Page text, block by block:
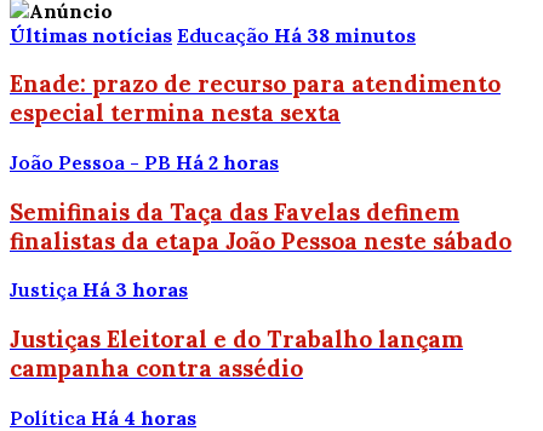
Últimas notícias Educação Há 38 minutos
Enade: prazo de recurso para atendimento
especial termina nesta sexta
João Pessoa - PB Há 2 horas
Semifinais da Taça das Favelas definem
finalistas da etapa João Pessoa neste sábado
Justiça Há 3 horas
Justiças Eleitoral e do Trabalho lançam
campanha contra assédio
Política Há 4 horas